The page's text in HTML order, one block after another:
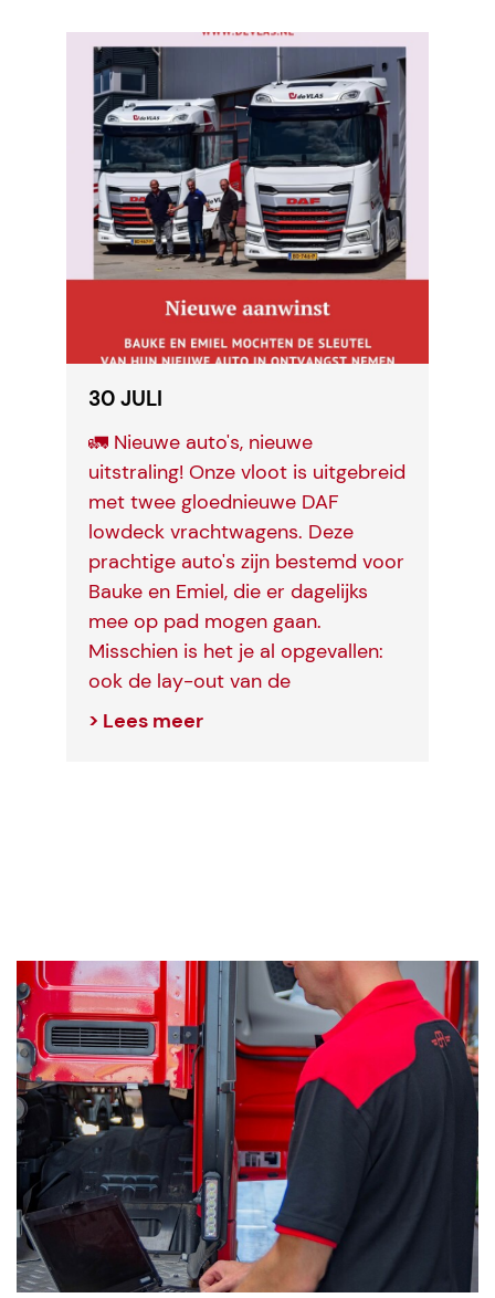
30 JULI
🚛 Nieuwe auto's, nieuwe
uitstraling! Onze vloot is uitgebreid
met twee gloednieuwe DAF
lowdeck vrachtwagens. Deze
prachtige auto's zijn bestemd voor
Bauke en Emiel, die er dagelijks
mee op pad mogen gaan.
Misschien is het je al opgevallen:
ook de lay-out van de
vrachtwagens is vernieuwd. Een...
> Lees meer